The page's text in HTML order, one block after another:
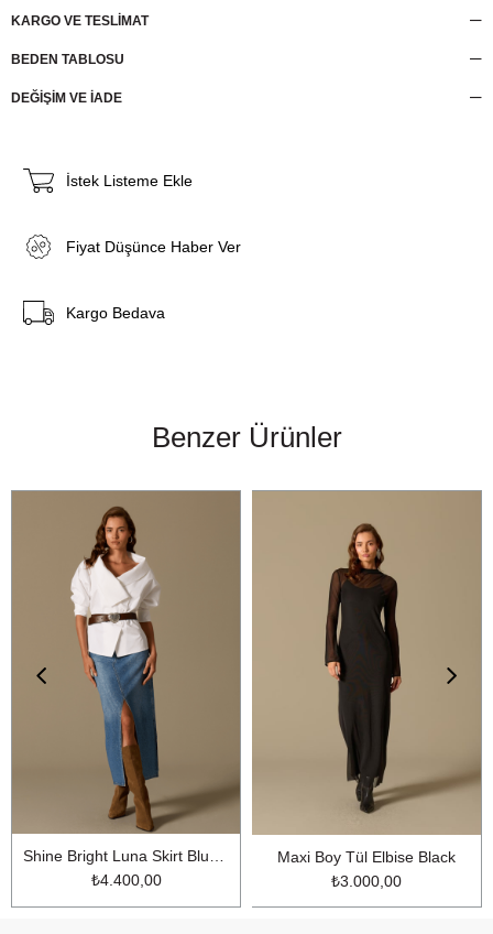
KARGO VE TESLİMAT
BEDEN TABLOSU
DEĞİŞİM VE İADE
İstek Listeme Ekle
Fiyat Düşünce Haber Ver
Kargo Bedava
Benzer Ürünler
₺4.400,00
Maxi Boy Tül Elbise Black
₺3.000,00